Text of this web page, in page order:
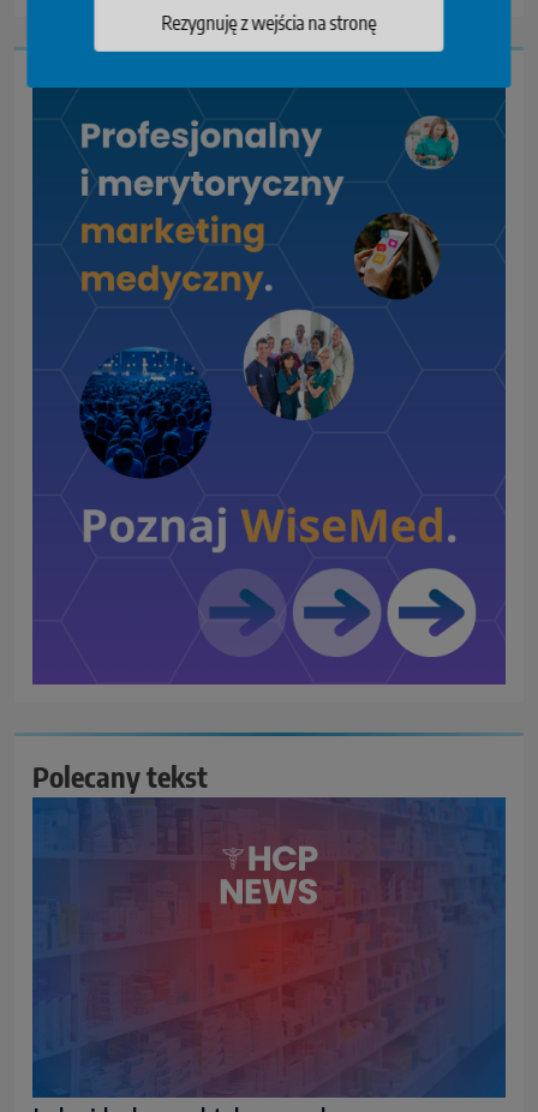
Rezygnuję z wejścia na stronę
Polecany tekst